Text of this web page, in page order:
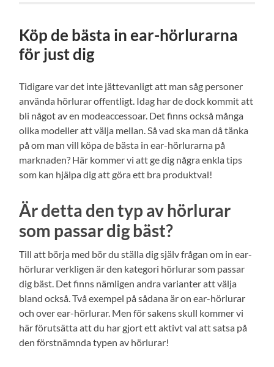
Köp de bästa in ear-hörlurarna
för just dig
Tidigare var det inte jättevanligt att man såg personer
använda hörlurar offentligt. Idag har de dock kommit att
bli något av en modeaccessoar. Det finns också många
olika modeller att välja mellan. Så vad ska man då tänka
på om man vill köpa de bästa in ear-hörlurarna på
marknaden? Här kommer vi att ge dig några enkla tips
som kan hjälpa dig att göra ett bra produktval!
Är detta den typ av hörlurar
som passar dig bäst?
Till att börja med bör du ställa dig själv frågan om in ear-
hörlurar verkligen är den kategori hörlurar som passar
dig bäst. Det finns nämligen andra varianter att välja
bland också. Två exempel på sådana är on ear-hörlurar
och over ear-hörlurar. Men för sakens skull kommer vi
här förutsätta att du har gjort ett aktivt val att satsa på
den förstnämnda typen av hörlurar!